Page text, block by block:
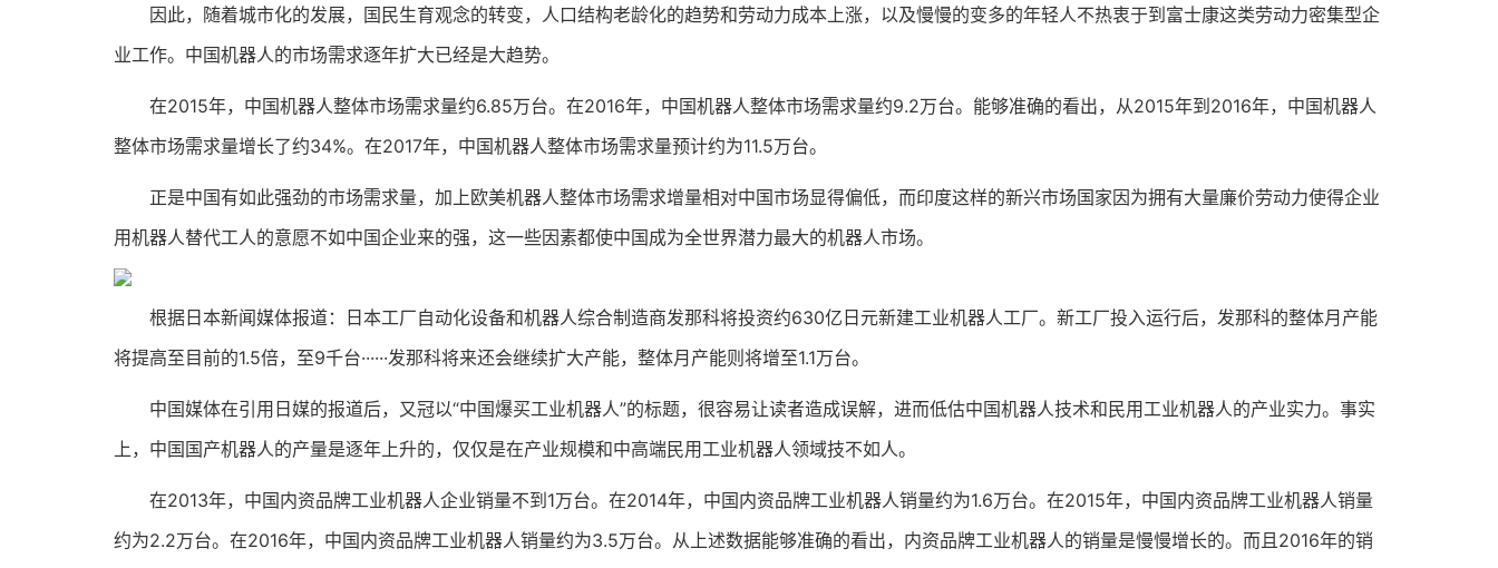
因此，随着城市化的发展，国民生育观念的转变，人口结构老龄化的趋势和劳动力成本上涨，以及慢慢的变多的年轻人不热衷于到富士康这类劳动力密集型企
业工作。中国机器人的市场需求逐年扩大已经是大趋势。
在2015年，中国机器人整体市场需求量约6.85万台。在2016年，中国机器人整体市场需求量约9.2万台。能够准确的看出，从2015年到2016年，中国机器人
整体市场需求量增长了约34%。在2017年，中国机器人整体市场需求量预计约为11.5万台。
正是中国有如此强劲的市场需求量，加上欧美机器人整体市场需求增量相对中国市场显得偏低，而印度这样的新兴市场国家因为拥有大量廉价劳动力使得企业
用机器人替代工人的意愿不如中国企业来的强，这一些因素都使中国成为全世界潜力最大的机器人市场。
根据日本新闻媒体报道：日本工厂自动化设备和机器人综合制造商发那科将投资约630亿日元新建工业机器人工厂。新工厂投入运行后，发那科的整体月产能
将提高至目前的1.5倍，至9千台······发那科将来还会继续扩大产能，整体月产能则将增至1.1万台。
中国媒体在引用日媒的报道后，又冠以“中国爆买工业机器人”的标题，很容易让读者造成误解，进而低估中国机器人技术和民用工业机器人的产业实力。事实
上，中国国产机器人的产量是逐年上升的，仅仅是在产业规模和中高端民用工业机器人领域技不如人。
在2013年，中国内资品牌工业机器人企业销量不到1万台。在2014年，中国内资品牌工业机器人销量约为1.6万台。在2015年，中国内资品牌工业机器人销量
约为2.2万台。在2016年，中国内资品牌工业机器人销量约为3.5万台。从上述数据能够准确的看出，内资品牌工业机器人的销量是慢慢增长的。而且2016年的销